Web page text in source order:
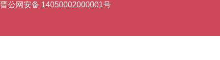
晋公网安备 14050002000001号